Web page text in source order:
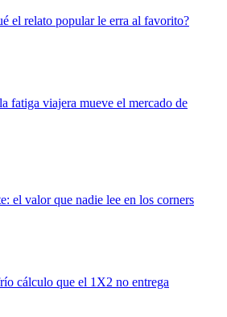
el relato popular le erra al favorito?
fatiga viajera mueve el mercado de
el valor que nadie lee en los corners
cálculo que el 1X2 no entrega